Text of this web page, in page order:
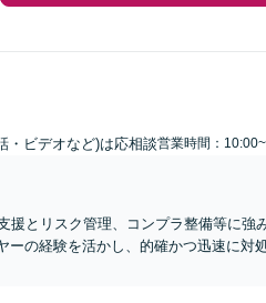
・ビデオなど)は応相談営業時間：
援とリスク管理、コンプラ整備等に強
の経験を活かし、的確かつ迅速に対